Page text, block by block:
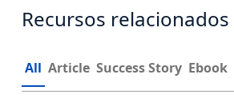
Recursos relacionados
All Article Success Story Ebook